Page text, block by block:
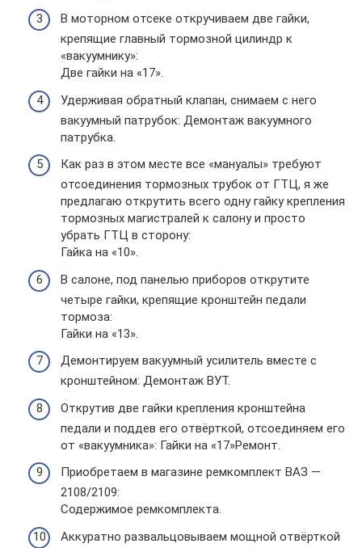
В моторном отсеке откручиваем две гайки,
крепящие главный тормозной цилиндр к
«вакуумнику»:
Две гайки на «17».
Удерживая обратный клапан, снимаем с него
вакуумный патрубок: Демонтаж вакуумного
патрубка.
Как раз в этом месте все «мануалы» требуют
отсоединения тормозных трубок от ГТЦ, я же
предлагаю открутить всего одну гайку крепления
тормозных магистралей к салону и просто
убрать ГТЦ в сторону:
Гайка на «10».
В салоне, под панелью приборов открутите
четыре гайки, крепящие кронштейн педали
тормоза:
Гайки на «13».
Демонтируем вакуумный усилитель вместе с
кронштейном: Демонтаж ВУТ.
Открутив две гайки крепления кронштейна
педали и поддев его отвёрткой, отсоединяем его
от «вакуумника»: Гайки на «17»Ремонт.
Приобретаем в магазине ремкомплект ВАЗ —
2108/2109:
Содержимое ремкомплекта.
Аккуратно развальцовываем мощной отвёрткой